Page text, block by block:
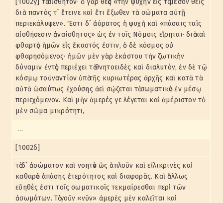
διὰ παντός τ´ ἔτεινε καὶ ἔτι ἔξωθεν τὰ σώματα αὐτῇ
περιεκάλυψεν». Ἔστι δ´ ἀόρατος ἡ ψυχὴ καὶ «πάσαις ταῖς
αἰσθήσεσιν ἀναίσθητος» ὡς ἐν τοῖς Νόμοις εἴρηται· διὸ καὶ
φθαρτὸς ἡμῶν εἷς ἕκαστός ἐστιν, ὁ δὲ κόσμος οὐ
φθαρησόμενος· ἡμῶν μὲν γὰρ ἑκάστου τὴν ζωτικὴν
δύναμιν ἐντὸς περιέχει τὸ θνητοειδὲς καὶ διαλυτόν, ἐν δὲ τῷ
κόσμῳ τοὐναντίον ὑπὸ τῆς κυριωτέρας ἀρχῆς καὶ κατὰ τὰ
αὐτὰ ὡσαύτως ἐχούσης ἀεὶ σῴζεται τὸ σωματικὸν ἐν μέσῳ
περιεχόμενον. Καὶ μὴν ἀμερές γε λέγεται καὶ ἀμέριστον τὸ
μὲν σῶμα μικρότητι,
…
[1002δ]
τὸ δ´ ἀσώματον καὶ νοητὸν ὡς ἁπλοῦν καὶ εἰλικρινὲς καὶ
καθαρὸν ἁπάσης ἑτερότητος καὶ διαφορᾶς. Καὶ ἄλλως
εὔηθές ἐστι τοῖς σωματικοῖς τεκμαίρεσθαι περὶ τῶν
ἀσωμάτων. Τὸ γοῦν «νῦν» ἀμερὲς μὲν καλεῖται καὶ